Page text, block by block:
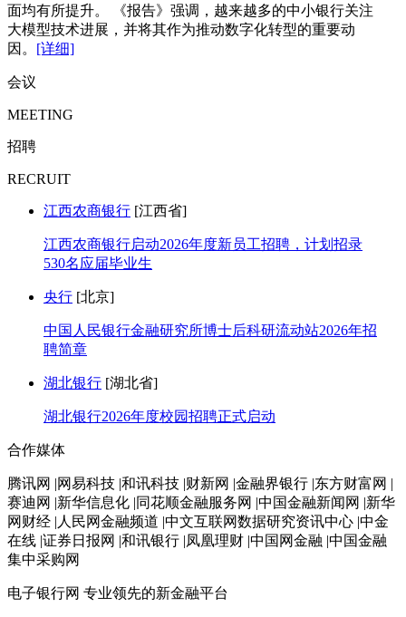
面均有所提升。 《报告》强调，越来越多的中小银行关注
大模型技术进展，并将其作为推动数字化转型的重要动
因。 [详细]
会议
MEETING
招聘
RECRUIT
江西农商银行 [江西省]
江西农商银行启动2026年度新员工招聘，计划招录
530名应届毕业生
央行 [北京]
中国人民银行金融研究所博士后科研流动站2026年招
聘简章
湖北银行 [湖北省]
湖北银行2026年度校园招聘正式启动
合作媒体
腾讯网 |网易科技 |和讯科技 |财新网 |金融界银行 |东方财富网 |
赛迪网 |新华信息化 |同花顺金融服务网 |中国金融新闻网 |新华
网财经 |人民网金融频道 |中文互联网数据研究资讯中心 |中金
在线 |证券日报网 |和讯银行 |凤凰理财 |中国网金融 |中国金融
集中采购网
电子银行网 专业领先的新金融平台